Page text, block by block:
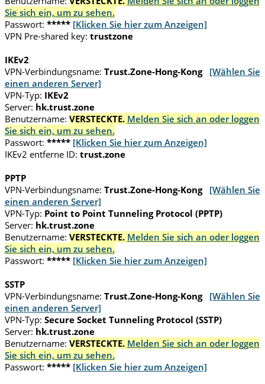
Sie sich ein, um zu sehen.
Passwort: ***** [Klicken Sie hier zum Anzeigen]
VPN Pre-shared key: trustzone
IKEv2
VPN-Verbindungsname: Trust.Zone-Hong-Kong
[Wählen Sie
einen anderen Server]
VPN-Typ: IKEv2
Server: hk.trust.zone
Benutzername: VERSTECKTE. Melden Sie sich an oder loggen
Sie sich ein, um zu sehen.
Passwort: ***** [Klicken Sie hier zum Anzeigen]
IKEv2 entferne ID: trust.zone
PPTP
VPN-Verbindungsname: Trust.Zone-Hong-Kong
[Wählen Sie
einen anderen Server]
VPN-Typ: Point to Point Tunneling Protocol (PPTP)
Server: hk.trust.zone
Benutzername: VERSTECKTE. Melden Sie sich an oder loggen
Sie sich ein, um zu sehen.
Passwort: ***** [Klicken Sie hier zum Anzeigen]
SSTP
VPN-Verbindungsname: Trust.Zone-Hong-Kong
[Wählen Sie
einen anderen Server]
VPN-Typ: Secure Socket Tunneling Protocol (SSTP)
Server: hk.trust.zone
Benutzername: VERSTECKTE. Melden Sie sich an oder loggen
Sie sich ein, um zu sehen.
Passwort: ***** [Klicken Sie hier zum Anzeigen]